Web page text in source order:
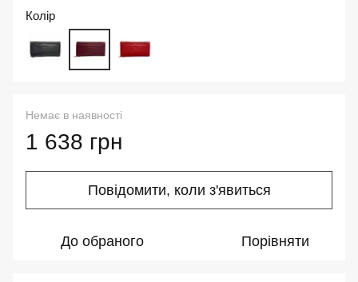
Колір
Немає в наявності
1 638 грн
Повідомити, коли з'явиться
До обраного Порівняти